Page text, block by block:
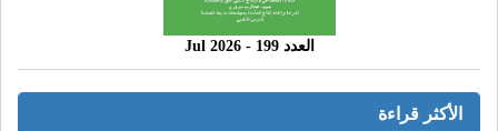
العدد 199 - 2026 Jul
الأكثر قراءة